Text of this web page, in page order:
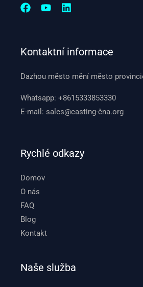
Kontaktní informace
Dazhou město mění město
Whatsapp:+8615333853330
E-mail:sales@casting-čna.org
Rychlé odkazy
Domov
O nás
FAQ
Blog
Kontakt
Naše služba